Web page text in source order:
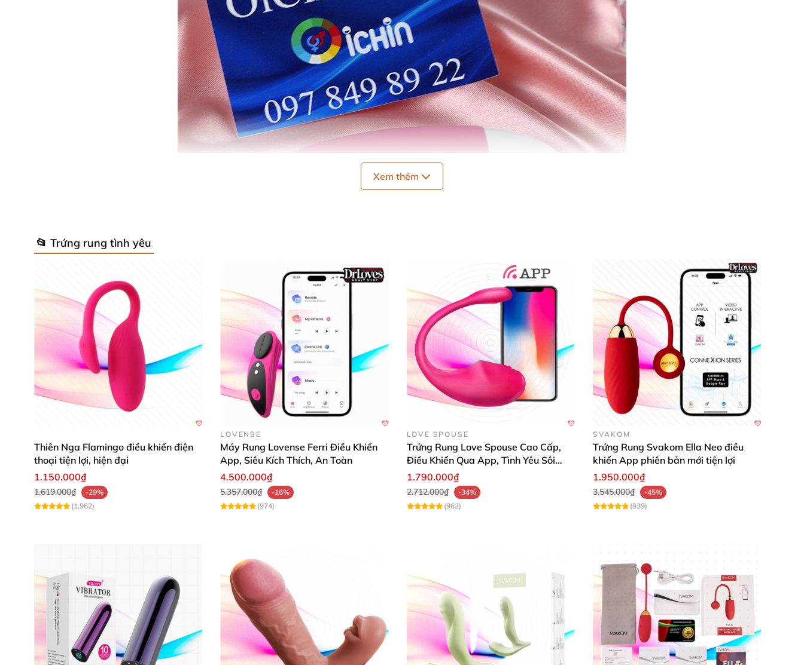
Chiều dài sử dụng của cục rung là 9.5cm . Thủ dâm cực sướng bên trong âm đạo
Đường kính 3.7cm , bề dày 2.7cm . Các nàng sử dụngrất dễ dàng, không lo hàng khủngsẽ đau rát nhé . Dù có đi chơi, đi du lịch hay công tácthì nó
cũng nằm gọn gàng, kín đáo trong túi xách.
Xem thêm
📂 Trứng rung tình yêu
Thiên Nga Flamingo điều khiển điện
thoại tiện lợi, hiện đại
1.150.000₫
1.619.000₫
-29%
(1,962)
LOVENSE
Máy Rung Lovense Ferri Điều Khiển
App, Siêu Kích Thích, An Toàn
4.500.000₫
5.357.000₫
-16%
(974)
LOVE SPOUSE
Trứng Rung Love Spouse Cao Cấp,
Điều Khiển Qua App, Tình Yêu Sôi
Động
1.790.000₫
2.712.000₫
-34%
(962)
SVAKOM
Trứng Rung Svakom Ella Neo điều
khiển App phiên bản mới tiện lợi
1.950.000₫
3.545.000₫
-45%
(939)